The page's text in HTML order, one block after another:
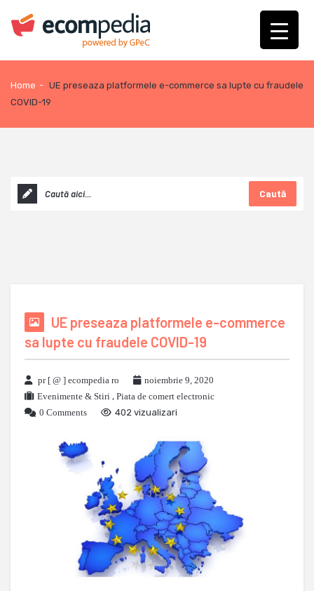
Home - UE preseaza platformele e-commerce sa lupte cu fraudele
COVID-19
Caută
UE preseaza platformele e-commerce
sa lupte cu fraudele COVID-19
pr [ @ ] ecompedia ro
noiembrie 9, 2020
Evenimente & Stiri , Piata de comert electronic
0 Comments
402 vizualizari